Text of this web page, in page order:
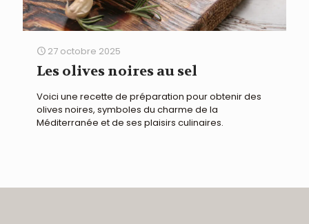
27 octobre 2025
Les olives noires au sel
Voici une recette de préparation pour obtenir des
olives noires, symboles du charme de la
Méditerranée et de ses plaisirs culinaires.